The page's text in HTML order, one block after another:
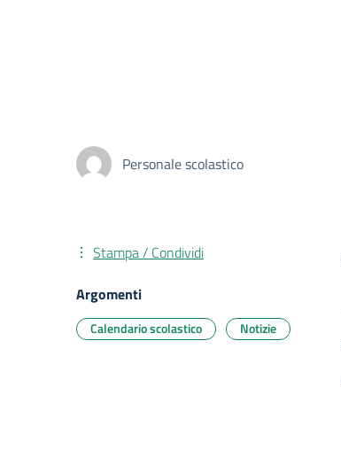
Personale scolastico
Stampa / Condividi
Argomenti
Calendario scolastico Notizie